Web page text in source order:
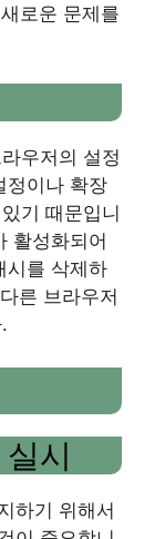
로운 문제를
우저의 설정
정이나 확장
기 때문입니
활성화되어
시를 삭제하
른 브라우저
시
하기 위해서